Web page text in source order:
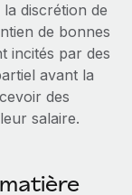
discrétion de
de bonnes
incités par des
avant la
des
salaire.